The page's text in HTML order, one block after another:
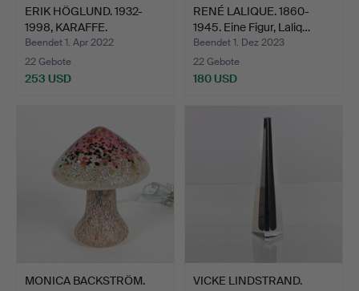
ERIK HÖGLUND. 1932-
1998, KARAFFE.
Beendet 1. Apr 2022
22 Gebote
253 USD
RENÉ LALIQUE. 1860-
1945. Eine Figur, Laliq…
Beendet 1. Dez 2023
22 Gebote
180 USD
MONICA BACKSTRÖM.
VICKE LINDSTRAND.